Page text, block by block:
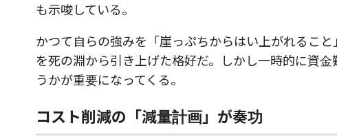
も示唆している。
かつて自らの強みを「崖っぷちからはい上がれるこ
を死の淵から引き上げた格好だ。しかし一時的に資
うかが重要になってくる。
コスト削減の「減量計画」が奏功